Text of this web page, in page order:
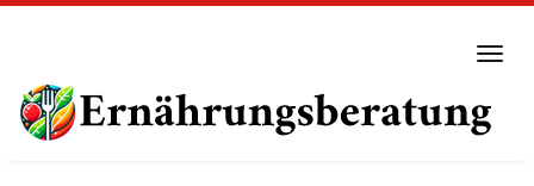
main
content